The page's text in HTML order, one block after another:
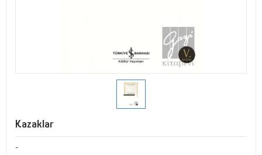
Kazaklar
-